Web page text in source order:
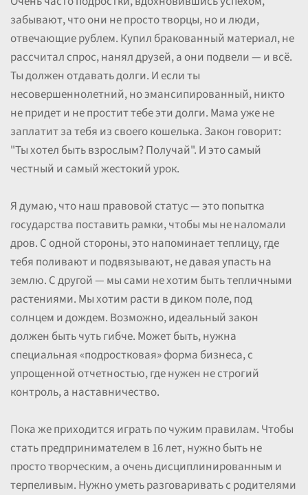
забывают, что они не просто творцы, но и люди,
отвечающие рублем. Купил бракованный материал, не
рассчитал спрос, нанял друзей, а они подвели — и всё.
Ты должен отдавать долги. И если ты
несовершеннолетний, но эмансипированный, никто
не придет и не простит тебе эти долги. Мама уже не
заплатит за тебя из своего кошелька. Закон говорит:
"Ты хотел быть взрослым? Получай". И это самый
честный и самый жестокий урок.
Я думаю, что наш правовой статус — это попытка
государства поставить рамки, чтобы мы не наломали
дров. С одной стороны, это напоминает теплицу, где
тебя поливают и подвязывают, не давая упасть на
землю. С другой — мы сами не хотим быть тепличными
растениями. Мы хотим расти в диком поле, под
солнцем и дождем. Возможно, идеальный закон
должен быть чуть гибче. Может быть, нужна
специальная «подростковая» форма бизнеса, с
упрощенной отчетностью, где нужен не строгий
контроль, а наставничество.
Пока же приходится играть по чужим правилам. Чтобы
стать предпринимателем в 16 лет, нужно быть не
просто творческим, а очень дисциплинированным и
терпеливым. Нужно уметь разговаривать с родителями